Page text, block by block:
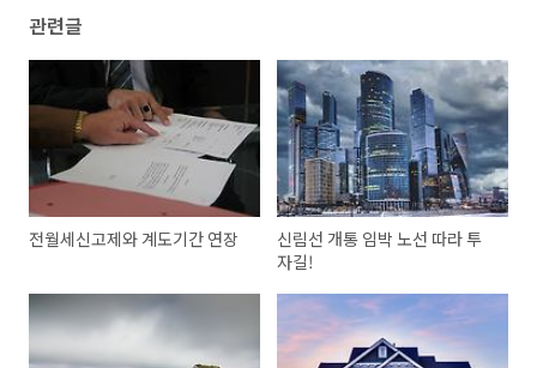
관련글
전월세신고제와 계도기간 연장
신림선 개통 임박 노선 따라 투
자길!